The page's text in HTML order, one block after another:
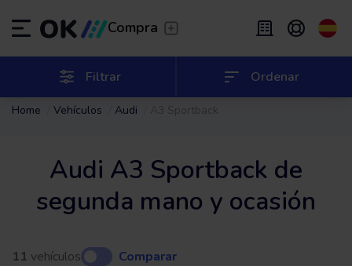
Compra
Transfer/ Deja que te lleven
Renting flexible De 2 a 9 meses
Renting / De 24 a 60 meses
Filtrar Ordenar
Español (ES)
EN English (UK)
Home Vehículos Audi A3 Sportback
Audi A3 Sportback de
segunda mano y ocasión
11 vehículos Comparar